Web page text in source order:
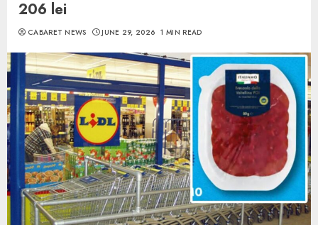
206 lei
CABARET NEWS JUNE 29, 2026 1 MIN READ